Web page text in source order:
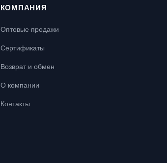
КОМПАНИЯ
Оптовые продажи
Сертификаты
Возврат и обмен
О компании
Контакты